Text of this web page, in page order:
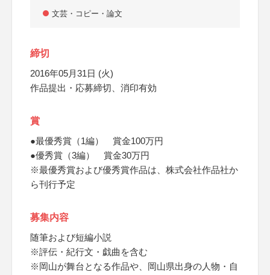
文芸・コピー・論文
締切
2016年05月31日 (火)
作品提出・応募締切、消印有効
賞
●最優秀賞（1編） 賞金100万円
●優秀賞（3編） 賞金30万円
※最優秀賞および優秀賞作品は、株式会社作品社か
ら刊行予定
募集内容
随筆および短編小説
※評伝・紀行文・戯曲を含む
※岡山が舞台となる作品や、岡山県出身の人物・自